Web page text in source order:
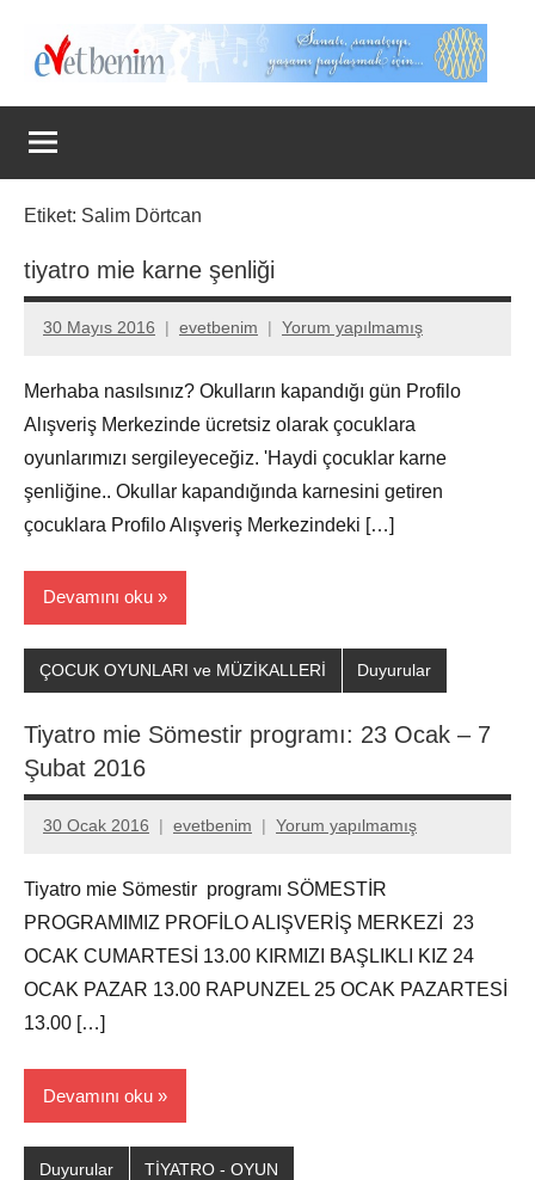
Evet
Benim
Etiket: Salim Dörtcan
tiyatro mie karne şenliği
30 Mayıs 2016 evetbenim Yorum yapılmamış
Merhaba nasılsınız? Okulların kapandığı gün Profilo
Alışveriş Merkezinde ücretsiz olarak çocuklara
oyunlarımızı sergileyeceğiz. 'Haydi çocuklar karne
şenliğine.. Okullar kapandığında karnesini getiren
çocuklara Profilo Alışveriş Merkezindeki […]
Devamını oku
ÇOCUK OYUNLARI ve MÜZİKALLERİ Duyurular
Tiyatro mie Sömestir programı: 23 Ocak – 7
Şubat 2016
30 Ocak 2016 evetbenim Yorum yapılmamış
Tiyatro mie Sömestir programı SÖMESTİR
PROGRAMIMIZ PROFİLO ALIŞVERİŞ MERKEZİ 23
OCAK CUMARTESİ 13.00 KIRMIZI BAŞLIKLI KIZ 24
OCAK PAZAR 13.00 RAPUNZEL 25 OCAK PAZARTESİ
13.00 […]
Devamını oku
Duyurular TİYATRO - OYUN